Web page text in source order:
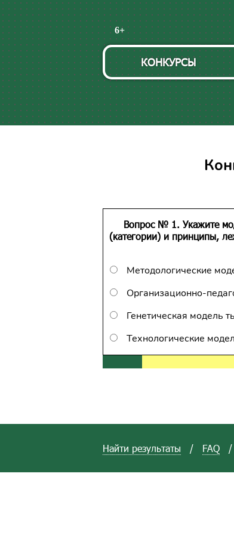
6+
Пропустить
навигацию
КОНКУРСЫ
Вопрос № 1. Укажите
(категории) и принципы,
Методологические
Организационно-
Генетическая модель
Технологические
Найти результаты / FAQ /